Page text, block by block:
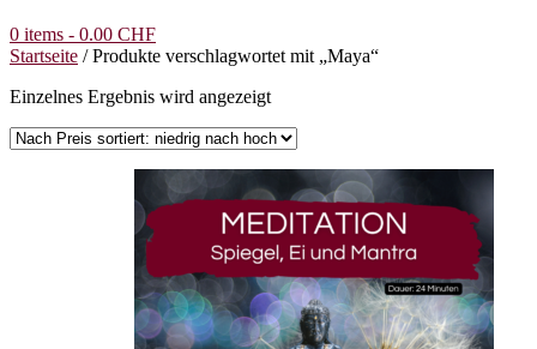
0 items - 0.00 CHF
Startseite / Produkte verschlagwortet mit „Maya“
Einzelnes Ergebnis wird angezeigt